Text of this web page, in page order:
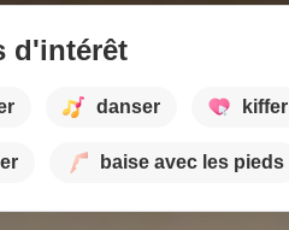
d'intérêt
danser kiffer
baise avec les pieds